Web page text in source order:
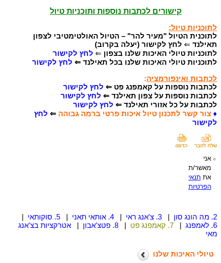
קישורים לכתבות נוספות ותוכניות טיול
לתוכניות טיול:
לתוכנית הטיול "מעיר להר" – הטיול האולטימטיבי לצפון
תאילנד ⇐ לחץ לקישור (יעלה בקרוב)
לתוכניות טיולי האיכות שלנו בצפון ⇐ לחץ לקישור
לתוכניות טיולי האיכות שלנו בכל תאילנד ⇐ לחץ לקישור
לכתבות ואינפורמציה:
לכתבות נוספות על קאמפנג פט ⇐ לחץ לקישור
לכתבות נוספות על צפון תאילנד ⇐ לחץ לקישור
לכתבות על כל אזורי תאילנד ⇐ לחץ לקישור
♦ צור קשר לתכנון טיול איכות פרטי ברמה גבוהה ⇐ לחץ
לקישור
אני
מאשר/ת
את תנאי
הפרטיות
2. מה הונג סון | 3. צ'אנג ראי | 4. אותאי תאני | 5. סוקותאי
|
6. לאמפנג
| 7. קאמפנג פט | 8. פטצ'אבון | אטרקציות בצ'אנג
מאי
טיולי האיכות שלנו